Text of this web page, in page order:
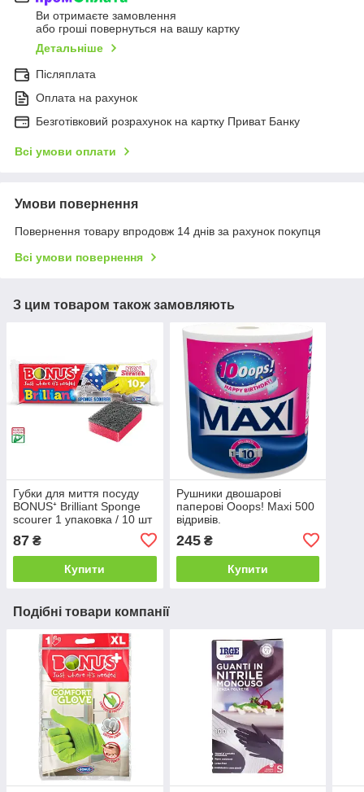
Ви отримаєте замовлення
або гроші повернуться на вашу картку
Детальніше
Післяплата
Оплата на рахунок
Безготівковий розрахунок на картку Приват Банку
Всі умови оплати
Умови повернення
Повернення товару впродовж 14 днів за рахунок покупця
Всі умови повернення
З цим товаром також замовляють
Губки для миття посуду
BONUS⁺ Brilliant Sponge
scourer 1 упаковка / 10 шт
87 ₴
Купити
Рушники двошарові
паперові Ooops! Maxi 500
відривів.
245₴
Купити
Подібні товари компанії